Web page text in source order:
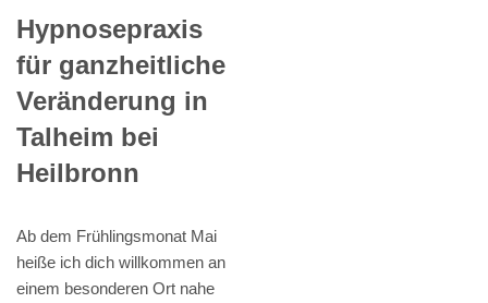
Hypnosepraxis
für ganzheitliche
Veränderung in
Talheim bei
Heilbronn
Ab dem Frühlingsmonat Mai
heiße ich dich willkommen an
einem besonderen Ort nahe